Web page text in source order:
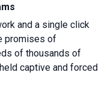
and a single click
promises of
of thousands of
captive and forced